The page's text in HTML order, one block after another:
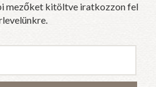
mezőket kitöltve iratkozzon fel